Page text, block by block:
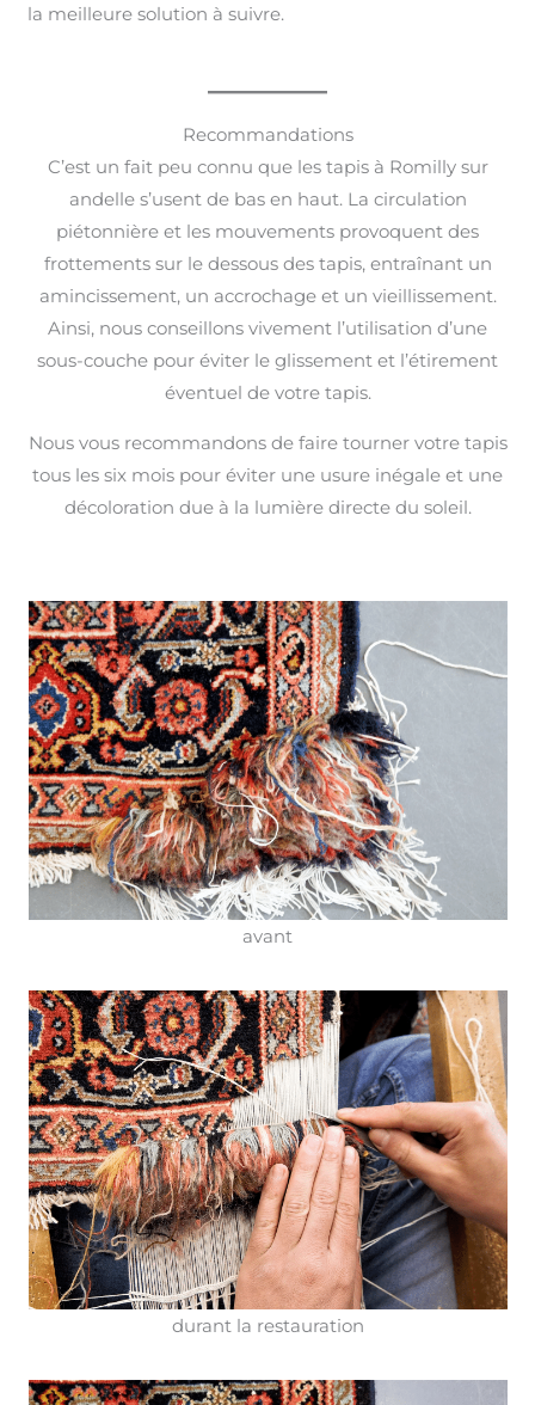
la meilleure solution à suivre.
Recommandations
C’est un fait peu connu que les tapis à Romilly sur
andelle s’usent de bas en haut. La circulation
piétonnière et les mouvements provoquent des
frottements sur le dessous des tapis, entraînant un
amincissement, un accrochage et un vieillissement.
Ainsi, nous conseillons vivement l’utilisation d’une
sous-couche pour éviter le glissement et l’étirement
éventuel de votre tapis.
Nous vous recommandons de faire tourner votre tapis
tous les six mois pour éviter une usure inégale et une
décoloration due à la lumière directe du soleil.
avant
durant la restauration